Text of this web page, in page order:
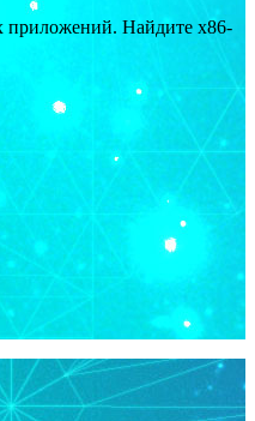
приложений. Найдите x86-